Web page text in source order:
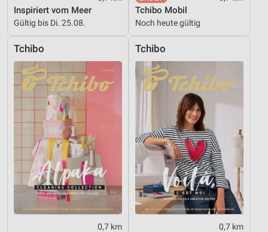
Inspiriert vom Meer
Gültig bis Di. 25.08.
Tchibo Mobil
Noch heute gültig
Tchibo
0,7 km
Tchibo
0,7 km
Erstellung von Profilen zur Personalisierung
von Inhalten
personalisierter Inhalte
Messung der Werbeleistung
Messung der Performance von Inhalten
Analyse von Zielgruppen durch Statistiken oder
Kombinationen von Daten aus verschiedenen
Quellen
Entwicklung und Verbesserung der Angebote
Verwendung reduzierter Daten zur Auswahl von